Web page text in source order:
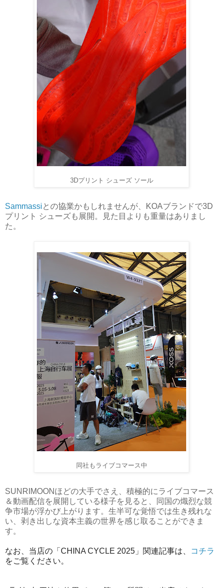
3Dプリント シューズ ソール
Sammassi との協業かもしれませんが、KOAブランドで3D
プリント シューズも展開。見た目よりも重量はありまし
た。
同社もライブコマース中
SUNRIMOONほどの大手でさえ、積極的にライブコマース
＆動画配信を展開している様子を見ると、同国の熾烈な競
争市場が浮かび上がります。生半可な覚悟では生き残れな
い、剥き出しな資本主義の世界を感じ取ることができま
す。
なお、当店の「CHINA CYCLE 2025」関連記事は、
コチラ
をご覧ください。